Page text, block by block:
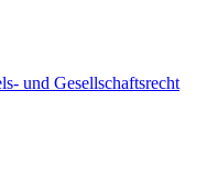
und Gesellschaftsrecht